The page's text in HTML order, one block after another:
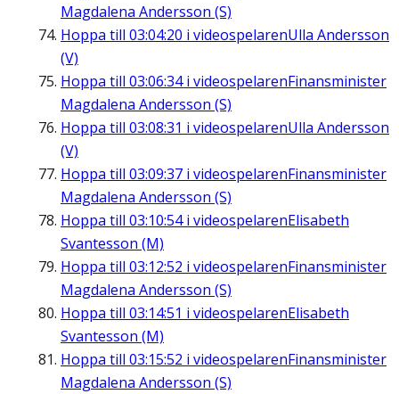
Magdalena Andersson (S)
Hoppa till 03:04:20 i videospelarenUlla Andersson
(V)
Hoppa till 03:06:34i videospelarenFinansminister
Magdalena Andersson (S)
Hoppa till 03:08:31 i videospelarenUlla Andersson
(V)
Hoppa till 03:09:37 i videospelarenFinansminister
Magdalena Andersson (S)
Hoppa till 03:10:54i videospelarenElisabeth
Svantesson (M)
Hoppa till 03:12:52 i videospelarenFinansminister
Magdalena Andersson (S)
Hoppa till 03:14:51 i videospelarenElisabeth
Svantesson (M)
Hoppa till 03:15:52 i videospelarenFinansminister
Magdalena Andersson (S)